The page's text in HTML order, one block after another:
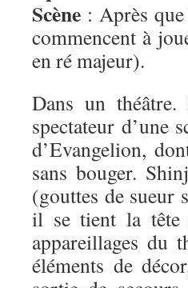
Scène : Après
commencent à
en ré majeur).
Dans un
spectateur d’une
d’Evangelion,
sans bouger.
(gouttes de sueur
il se tient la tête
appareillages du
éléments de